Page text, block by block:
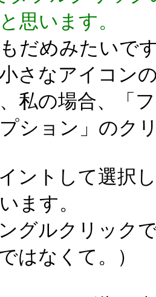
思います。
だめみたいで
さなアイコン
私の場合、「
ション」のク
ントして選択
ます。
ングルクリック
はなくて。）